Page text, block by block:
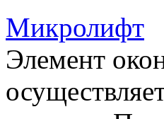
Микролифт
Элемент